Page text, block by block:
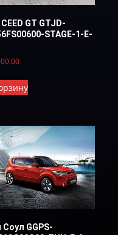
CEED GT GTJD-
STAGE-1-E-
Соул GGPS-